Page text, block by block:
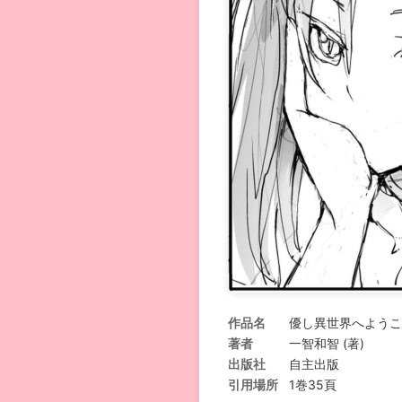
作品名
優し異世界へよう
著者
一智和智 (著)
出版社
自主出版
引用場所
1巻35頁